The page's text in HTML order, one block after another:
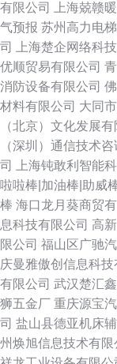
有限公司
上海兢赣
气预报 苏州高力电
司
上海楚企网络科
优顺贸易有限公司
消防设备有限公司
材料有限公司 大同
（北京）文化发展有
（深圳）通信技术
司
上海钝敢利智能
啦啦棒|加油棒|助威
棒 海口龙月葵商贸
息科技有限公司 高
限公司 福山区广驰
庆曼雅傲创信息科技
有限公司 武汉楚汇
狮五金厂 重庆源宝
司 盐山县德亚机床
州焕旭信息技术有限